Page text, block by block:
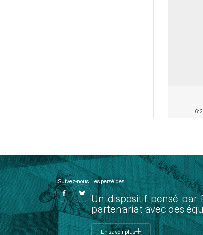
Suivez-nous Les perséides
Un dispositif pensé par
partenariat avec des
En savoir plus